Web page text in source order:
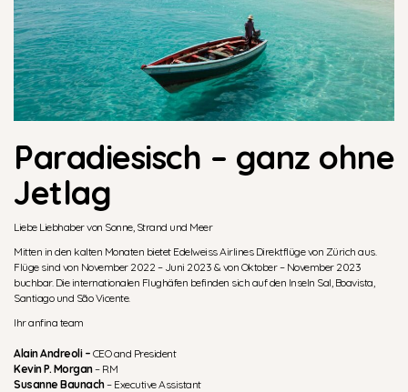
Paradiesisch – ganz ohne
Jetlag
Liebe Liebhaber von Sonne, Strand und Meer
Mitten in den kalten Monaten bietet Edelweiss Airlines Direktflüge von Zürich aus.
Flüge sind von November 2022 – Juni 2023 & von Oktober – November 2023
buchbar. Die internationalen Flughäfen befinden sich auf den Inseln Sal, Boavista,
Santiago und São Vicente.
Ihr anfina team
Alain Andreoli – CEO and President
Kevin P. Morgan– RM
Susanne Baunach– Executive Assistant